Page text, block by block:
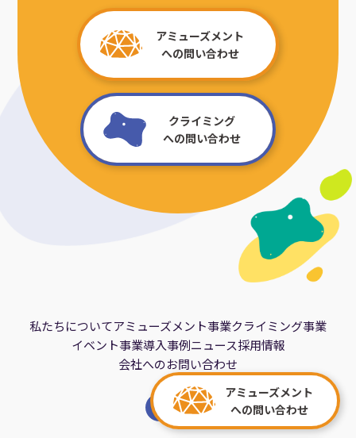
アミューズメント
への問い合わせ
アミューズメント
への問い合わせ
クライミング
への問い合わせ
私たちについてアミューズメント事業クライミング事業
イベント事業導入事例ニュース採用情報
会社へのお問い合わせ